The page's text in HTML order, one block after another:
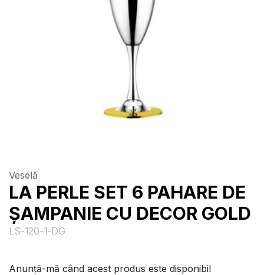
Veselă
LA PERLE SET 6 PAHARE DE
ȘAMPANIE CU DECOR GOLD
LS-120-1-DG
Anunță-mă când acest produs este disponibil